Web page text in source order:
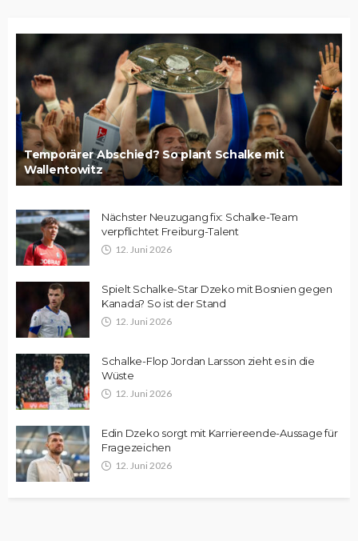
Temporärer Abschied? So plant Schalke mit
Wallentowitz
Nächster Neuzugang fix: Schalke-Team
verpflichtet Freiburg-Talent
12. Juni 2026
Spielt Schalke-Star Dzeko mit Bosnien gegen
Kanada? So ist der Stand
12. Juni 2026
Schalke-Flop Jordan Larsson zieht es in die
Wüste
12. Juni 2026
Edin Dzeko sorgt mit Karriereende-Aussage für
Fragezeichen
12. Juni 2026